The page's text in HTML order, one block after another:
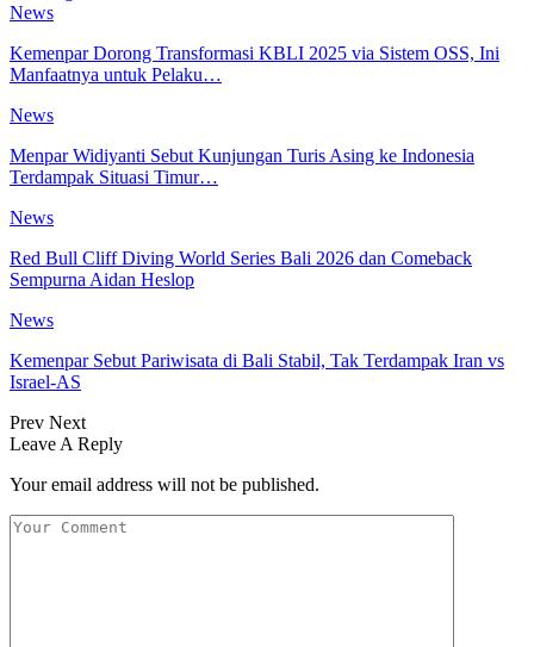
News
Kemenpar Dorong Transformasi KBLI 2025 via Sistem OSS, Ini
Manfaatnya untuk Pelaku…
News
Menpar Widiyanti Sebut Kunjungan Turis Asing ke Indonesia
Terdampak Situasi Timur…
News
Red Bull Cliff Diving World Series Bali 2026 dan Comeback
Sempurna Aidan Heslop
News
Kemenpar Sebut Pariwisata di Bali Stabil, Tak Terdampak Iran vs
Israel-AS
Prev Next
Leave A Reply
Your email address will not be published.